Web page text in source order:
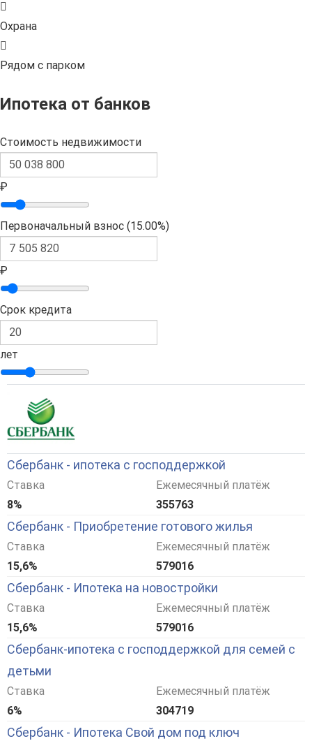
Охрана
Рядом с парком
Ипотека от банков
Стоимость недвижимости
₽
Первоначальный взнос (15.00%)
₽
Срок кредита
лет
Сбербанк - ипотека с господдержкой
Ставка
8%
Ежемесячный платёж
355763
Сбербанк - Приобретение готового жилья
Ставка
15,6%
Ежемесячный платёж
579016
Сбербанк - Ипотека на новостройки
Ставка
15,6%
Ежемесячный платёж
579016
Сбербанк-ипотека с господдержкой для семей с
детьми
Ставка
6%
Ежемесячный платёж
304719
Сбербанк - Ипотека Свой дом под ключ